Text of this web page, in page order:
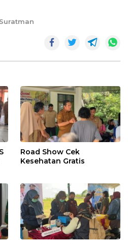
Road Show Cek
Kesehatan Gratis